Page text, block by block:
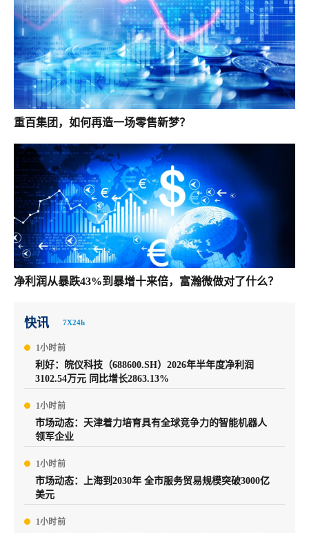
重百集团，如何再造一场零售新梦？
净利润从暴跌43%到暴增十来倍，富瀚微做对了什么？
快讯 7X24h
1小时前
利好：皖仪科技（688600.SH）2026年半年度净利润
3102.54万元 同比增长2863.13%
1小时前
市场动态：天津着力培育具有全球竞争力的智能机器人
领军企业
1小时前
市场动态：上海到2030年 全市服务贸易规模突破3000亿
美元
1小时前